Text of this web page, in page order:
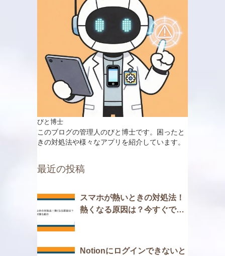
びと博士
このブログの管理人のびと博士です。困ったと
きの対処法や様々なアプリを紹介しています。
最近の投稿
スマホが熱いときの対処法！
熱くなる原因は？今すぐでき
Notionにログインできないと